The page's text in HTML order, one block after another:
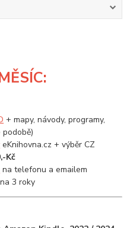
+ mapy, návody, programy,
eKnihovna.cz + výběr CZ
Kč
na telefonu a emailem
na 3 roky